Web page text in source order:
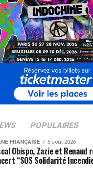
POPULAIRES
FRANÇAISE 5 août 2026
Obispo, Zazie et Renaud
“SOS Solidarité